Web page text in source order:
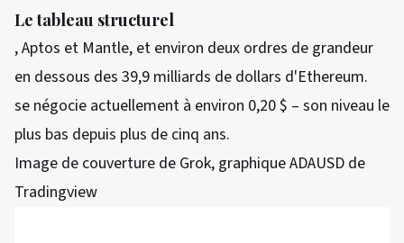
Le tableau structurel
, Aptos et Mantle, et environ deux ordres de grandeur
en dessous des 39,9 milliards de dollars d'Ethereum.
se négocie actuellement à environ 0,20 $ – son niveau le
plus bas depuis plus de cinq ans.
Image de couverture de Grok, graphique ADAUSD de
Tradingview